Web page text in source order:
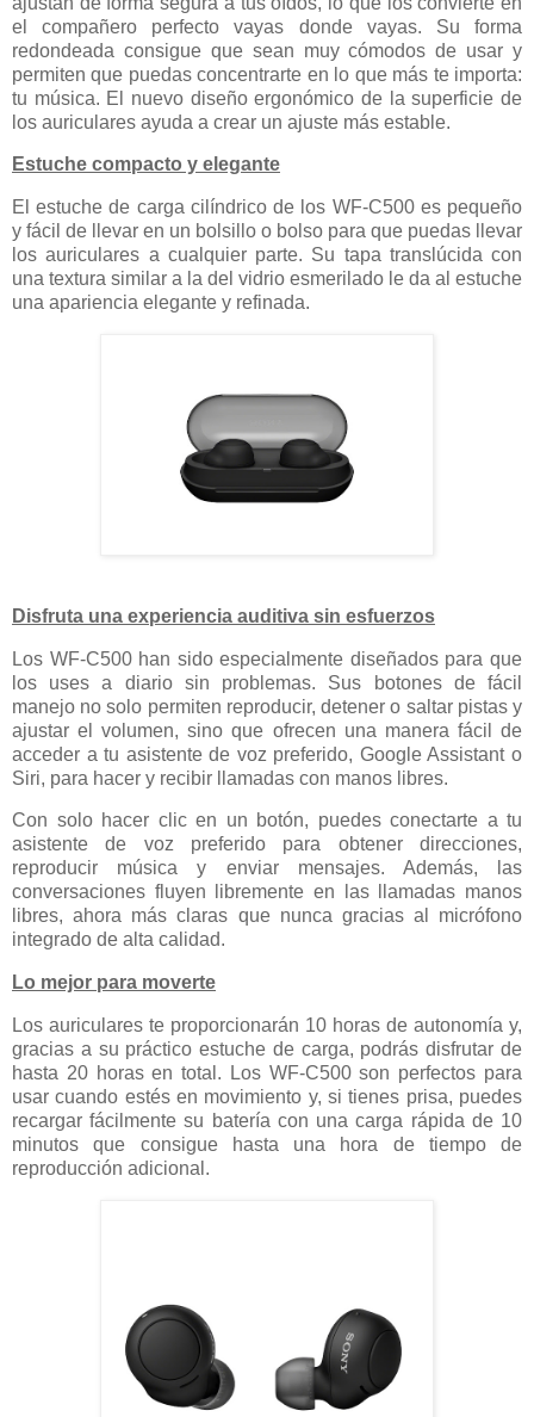
el compañero perfecto vayas donde vayas. Su forma
redondeada consigue que sean muy cómodos de usar y
permiten que puedas concentrarte en lo que más te importa:
tu música. El nuevo diseño ergonómico de la superficie de
los auriculares ayuda a crear un ajuste más estable.
Estuche compacto y elegante
El estuche de carga cilíndrico de los WF-C500 es pequeño
y fácil de llevar en un bolsillo o bolso para que puedas llevar
los auriculares a cualquier parte. Su tapa translúcida con
una textura similar a la del vidrio esmerilado le da al estuche
una apariencia elegante y refinada.
Disfruta una experiencia auditiva sin esfuerzos
Los WF-C500 han sido especialmente diseñados para que
los uses a diario sin problemas. Sus botones de fácil
manejo no solo permiten reproducir, detener o saltar pistas y
ajustar el volumen, sino que ofrecen una manera fácil de
acceder a tu asistente de voz preferido, Google Assistant o
Siri, para hacer y recibir llamadas con manos libres.
Con solo hacer clic en un botón, puedes conectarte a tu
asistente de voz preferido para obtener direcciones,
reproducir música y enviar mensajes. Además, las
conversaciones fluyen libremente en las llamadas manos
libres, ahora más claras que nunca gracias al micrófono
integrado de alta calidad.
Lo mejor para moverte
Los auriculares te proporcionarán 10 horas de autonomía y,
gracias a su práctico estuche de carga, podrás disfrutar de
hasta 20 horas en total. Los WF-C500 son perfectos para
usar cuando estés en movimiento y, si tienes prisa, puedes
recargar fácilmente su batería con una carga rápida de 10
minutos que consigue hasta una hora de tiempo de
reproducción adicional.